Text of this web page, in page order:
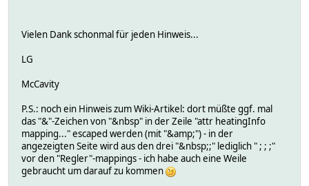
define FileLog_Studio.Thermostat FileLog ./log/
attr FileLog_Studio.Thermostat logtype text
attr FileLog_Studio.Thermostat room Studio
attr Studio.Thermostat_Weather model HM-TC-IT-WM-W-EU
attr Studio.Thermostat_Weather peerIDs 00000000,
attr Studio.Thermostat_Weather room Studio
define Studio.Thermostat_Climate CUL_HM 303D5B02
attr Studio.Thermostat_Climate model HM-TC-IT-WM-W-EU
attr Studio.Thermostat_Climate peerIDs 00000000,2C927F02,
attr Studio.Thermostat_Climate room Studio
define Studio.Thermostat_WindowRec CUL_HM 303D5B03
attr Studio.Thermostat_WindowRec model HM-TC-IT-WM-W-EU
Vielen Dank schonmal für jeden Hinweis...
LG
McCavity
P.S.: noch ein Hinweis zum Wiki-Artikel: dort müßte ggf. mal
das "&"-Zeichen von "&nbsp" in der Zeile "attr heatingInfo
mapping..." escaped werden (mit "&amp;") - in der
angezeigten Seite wird aus den drei "&nbsp;;" lediglich " ; ; ;"
vor den "Regler"-mappings - ich habe auch eine Weile
gebraucht um darauf zu kommen